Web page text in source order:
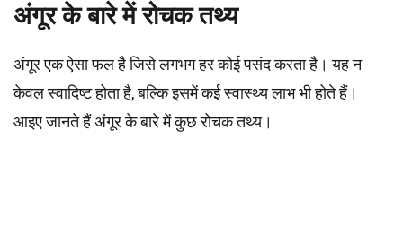
अंगूर के बारे में रोचक तथ्य
अंगूर एक ऐसा फल है जिसे लगभग हर कोई पसंद करता है। यह न
केवल स्वादिष्ट होता है, बल्कि इसमें कई स्वास्थ्य लाभ भी होते हैं।
आइए जानते हैं अंगूर के बारे में कुछ रोचक तथ्य।